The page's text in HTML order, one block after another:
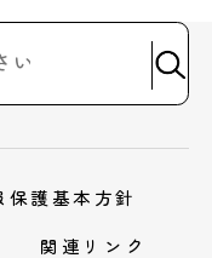
保護基本方針
関連リンク